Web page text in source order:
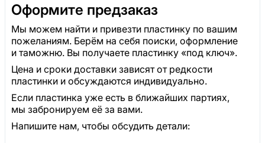
Оформите предзаказ
Мы можем найти и привезти пластинку по вашим
пожеланиям. Берём на себя поиски, оформление
и таможню. Вы получаете пластинку «под ключ».
Цена и сроки доставки зависят от редкости
пластинки и обсуждаются индивидуально.
Если пластинка уже есть в ближайших партиях,
мы забронируем её за вами.
Напишите нам, чтобы обсудить детали: